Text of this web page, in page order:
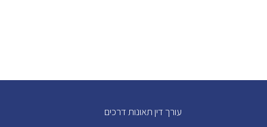
עורך דין תאונות דרכים